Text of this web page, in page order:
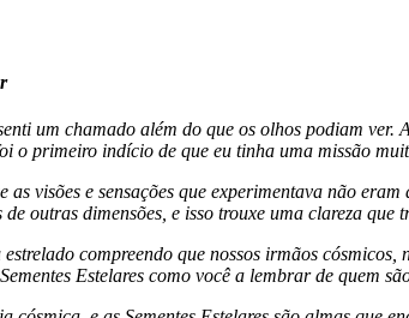
um chamado além do que os olhos podiam
o primeiro indício de que eu tinha uma missão
as visões e sensações que experimentava não
de outras dimensões, e isso trouxe uma clareza que
compreendo que nossos irmãos
Estelares como você a lembrar de quem